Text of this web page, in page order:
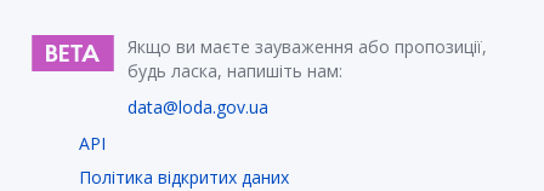
Якщо ви маєте зауваження або пропозиції,
будь ласка, напишіть нам:
data@loda.gov.ua
API
Політика відкритих даних